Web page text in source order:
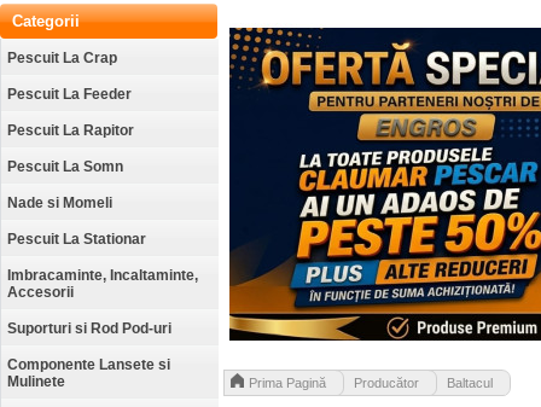
Categorii
Pescuit La Crap
Pescuit La Feeder
Pescuit La Rapitor
Pescuit La Somn
Nade si Momeli
Pescuit La Stationar
Imbracaminte, Incaltaminte,
Accesorii
Suporturi si Rod Pod-uri
Componente Lansete si
Mulinete
Prima Pagină Producător Baltacul